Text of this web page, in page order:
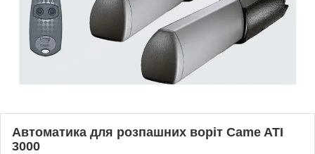
Автоматика для розпашних воріт Came ATI
3000